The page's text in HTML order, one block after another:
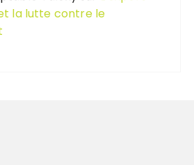
la lutte contre le